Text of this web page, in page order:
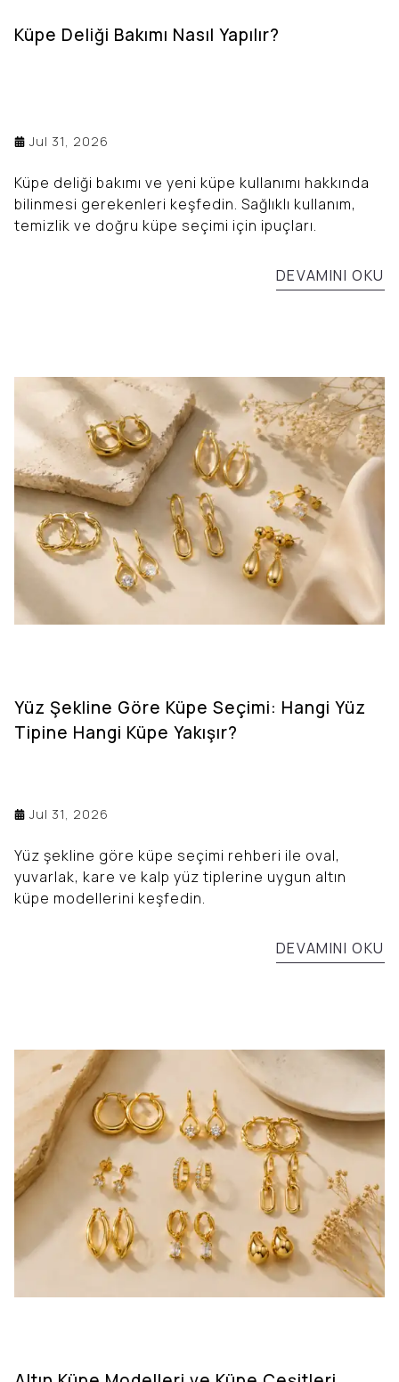
Küpe Deliği Bakımı Nasıl Yapılır?
Jul 31, 2026
Küpe deliği bakımı ve yeni küpe kullanımı hakkında
bilinmesi gerekenleri keşfedin. Sağlıklı kullanım,
temizlik ve doğru küpe seçimi için ipuçları.
DEVAMINI OKU
Yüz Şekline Göre Küpe Seçimi: Hangi Yüz
Tipine Hangi Küpe Yakışır?
Jul 31, 2026
Yüz şekline göre küpe seçimi rehberi ile oval,
yuvarlak, kare ve kalp yüz tiplerine uygun altın
küpe modellerini keşfedin.
DEVAMINI OKU